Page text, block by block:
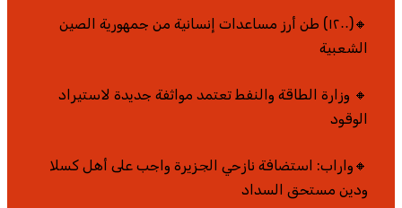
🔸(١٢٠٠) طن أرز مساعدات إنسانية من جمهورية الصين
الشعبية
🔸 وزارة الطاقة والنفط تعتمد مواثفة جديدة لاستيراد
الوقود
🔸واراب: استضافة نازحي الجزيرة واجب على أهل كسلا
ودين مستحق السداد